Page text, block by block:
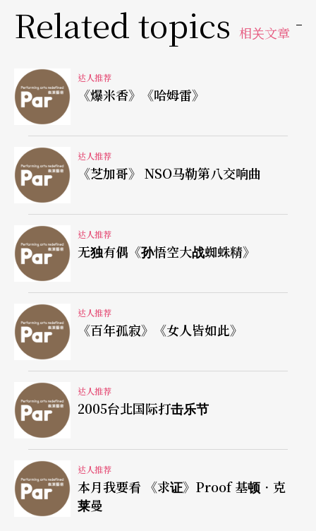
Related topics 相关文章
达人推荐
《爆米香》《哈姆雷》
达人推荐
《芝加哥》 NSO马勒第八交响曲
达人推荐
无独有偶《孙悟空大战蜘蛛精》
达人推荐
《百年孤寂》《女人皆如此》
达人推荐
2005台北国际打击乐节
达人推荐
本月我要看 《求证》Proof 基顿．克
莱曼